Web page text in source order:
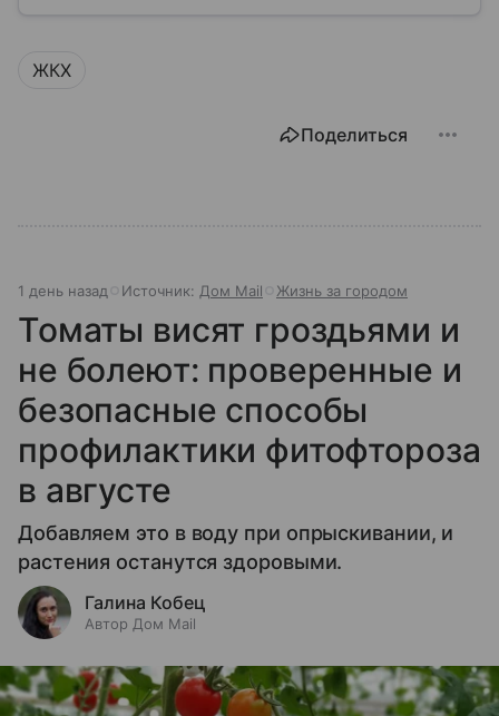
ЖКХ
Поделиться
1 день назад Источник: Дом Mail Жизнь за городом
Томаты висят гроздьями и
не болеют: проверенные и
безопасные способы
профилактики фитофтороза
в августе
Добавляем это в воду при опрыскивании, и
растения останутся здоровыми.
Галина Кобец
Автор Дом Mail